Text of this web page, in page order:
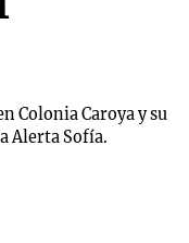
Colonia Caroya y su
Alerta Sofía.